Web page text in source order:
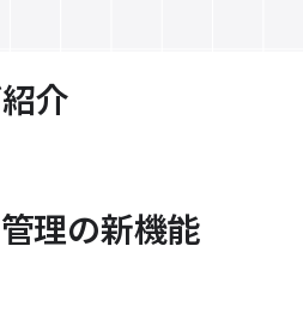
介
理の新機能